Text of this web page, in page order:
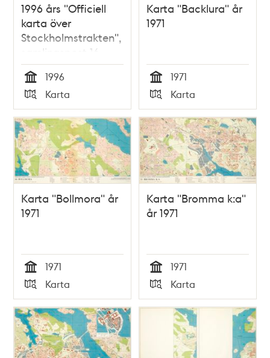
1996 års "Officiell
karta över
Stockholmstrakten",
samlingspost 16
blad
Tid
1996
Typ
Karta
Karta "Backlura" år
1971
Tid
1971
Typ
Karta
Karta "Bollmora" år
1971
Tid
1971
Typ
Karta
Karta "Bromma k:a"
år 1971
Tid
1971
Typ
Karta